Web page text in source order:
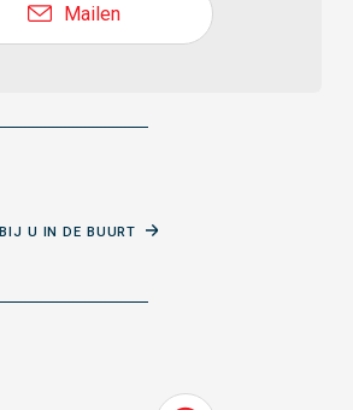
Mailen
BIJ U IN DE BUURT